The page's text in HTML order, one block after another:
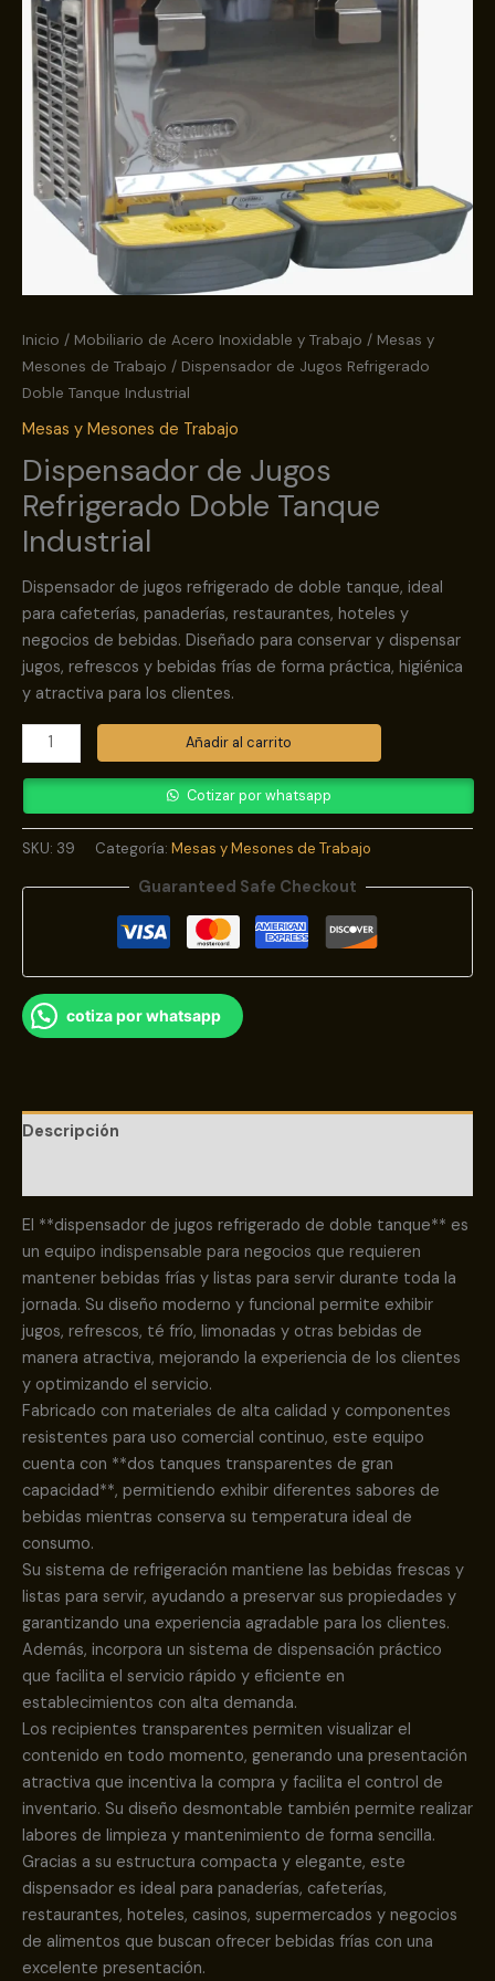
Inicio / Mobiliario de Acero Inoxidable y Trabajo / Mesas y
Mesones de Trabajo / Dispensador de Jugos Refrigerado
Doble Tanque Industrial
Mesas y Mesones de Trabajo
Dispensador de Jugos
Refrigerado Doble Tanque
Industrial
Dispensador de jugos refrigerado de doble tanque, ideal
para cafeterías, panaderías, restaurantes, hoteles y
negocios de bebidas. Diseñado para conservar y dispensar
jugos, refrescos y bebidas frías de forma práctica, higiénica
y atractiva para los clientes.
Añadir al carrito
Cotizar por whatsapp
SKU: 39 Categoría: Mesas y Mesones de Trabajo
Guaranteed Safe Checkout
cotiza por whatsapp
Descripción
El **dispensador de jugos refrigerado de doble tanque** es
un equipo indispensable para negocios que requieren
mantener bebidas frías y listas para servir durante toda la
jornada. Su diseño moderno y funcional permite exhibir
jugos, refrescos, té frío, limonadas y otras bebidas de
manera atractiva, mejorando la experiencia de los clientes
y optimizando el servicio.
Fabricado con materiales de alta calidad y componentes
resistentes para uso comercial continuo, este equipo
cuenta con **dos tanques transparentes de gran
capacidad**, permitiendo exhibir diferentes sabores de
bebidas mientras conserva su temperatura ideal de
consumo.
Su sistema de refrigeración mantiene las bebidas frescas y
listas para servir, ayudando a preservar sus propiedades y
garantizando una experiencia agradable para los clientes.
Además, incorpora un sistema de dispensación práctico
que facilita el servicio rápido y eficiente en
establecimientos con alta demanda.
Los recipientes transparentes permiten visualizar el
contenido en todo momento, generando una presentación
atractiva que incentiva la compra y facilita el control de
inventario. Su diseño desmontable también permite realizar
labores de limpieza y mantenimiento de forma sencilla.
Gracias a su estructura compacta y elegante, este
dispensador es ideal para panaderías, cafeterías,
restaurantes, hoteles, casinos, supermercados y negocios
de alimentos que buscan ofrecer bebidas frías con una
excelente presentación.